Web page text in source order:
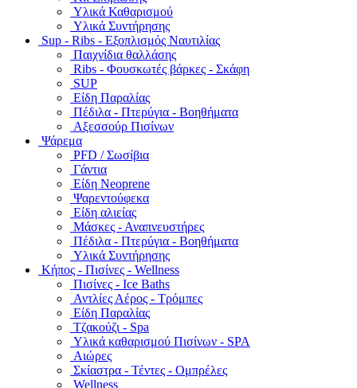
Υλικά Καθαρισμού
Υλικά Συντήρησης
Sup - Ribs - Εξοπλισμός Ναυτιλίας
Παιχνίδια θαλλάσης
Ribs - Φουσκωτές βάρκες - Σκάφη
SUP
Είδη Παραλίας
Πέδιλα - Πτερύγια - Βοηθήματα
Αξεσσούρ Πισίνων
Ψάρεμα
PFD / Σωσίβια
Γάντια
Είδη Neoprene
Ψαρεντούφεκα
Είδη αλιείας
Μάσκες - Αναπνευστήρες
Πέδιλα - Πτερύγια - Βοηθήματα
Υλικά Συντήρησης
Κήπος - Πισίνες - Wellness
Πισίνες - Ice Baths
Αντλίες Αέρος - Τρόμπες
Είδη Παραλίας
Τζακούζι - Spa
Υλικά καθαρισμού Πισίνων - SPA
Αιώρες
Σκίαστρα - Τέντες - Ομπρέλες
Wellness